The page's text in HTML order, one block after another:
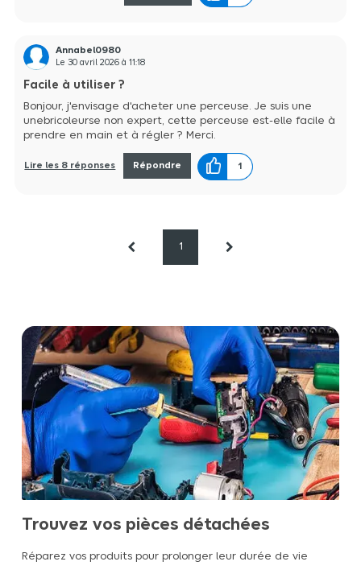
Annabel0980
Le30 avril 2026 à11:18
Facile à utiliser ?
Bonjour, j'envisage d'acheter une perceuse. Je suis une
unebricoleurse non expert, cette perceuse est-elle facile à
prendre en main et à régler ? Merci.
Lire les 8 réponses Répondre 1
1
Trouvez vos pièces détachées
Réparez vos produits pour prolonger leur durée de vie